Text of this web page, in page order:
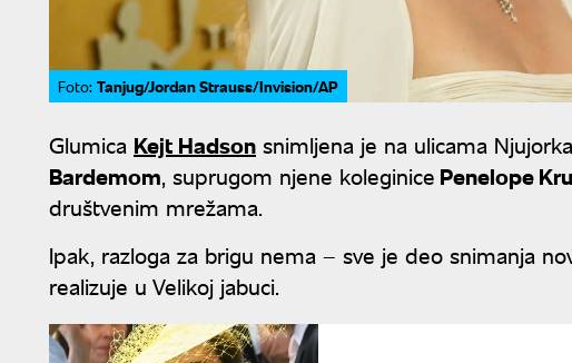
Foto: Tanjug/Jordan Strauss/Invision/AP
Glumica Kejt Hadson snimljena je na ulicama
Bardemom, suprugom njene koleginice Penelope
društvenim mrežama.
Ipak, razloga za brigu nema – sve je deo snimanja
realizuje u Velikoj jabuci.